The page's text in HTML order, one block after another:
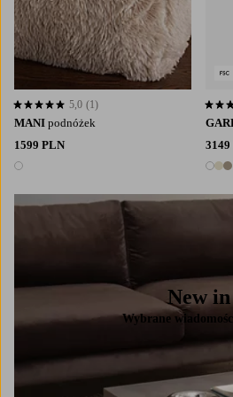
MANI podnóżek
1599 PLN
1 kolor
5,0 opierając się na 1 ocenach
5,0 (1)
3
5,0
New in
Wybrane